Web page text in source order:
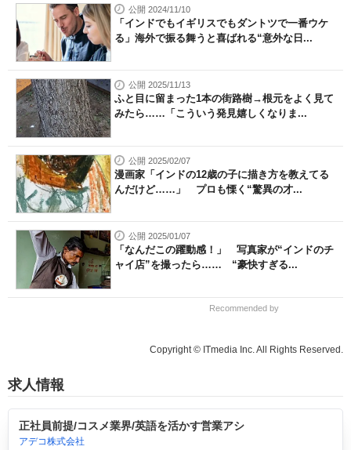
公開 2024/11/10
「インドでもイギリスでもダントツで一番ウケ
る」海外で振る舞うと喜ばれる“意外な日...
公開 2025/11/13
ふと目に留まった1本の街路樹→根元をよく見て
みたら……「こういう発見嬉しくなりま...
公開 2025/02/07
漫画家「インドの12歳の子に描き方を教えてる
んだけど……」 プロも慄く“驚異の才...
公開 2025/01/07
「なんだこの躍動感！」 写真家が“インドのチ
ャイ店”を撮ったら…… “豪快すぎる...
Recommended by
Copyright © ITmedia Inc. All Rights Reserved.
求人情報
正社員前提/コスメ業界/英語を活かす営業アシ
アデコ株式会社